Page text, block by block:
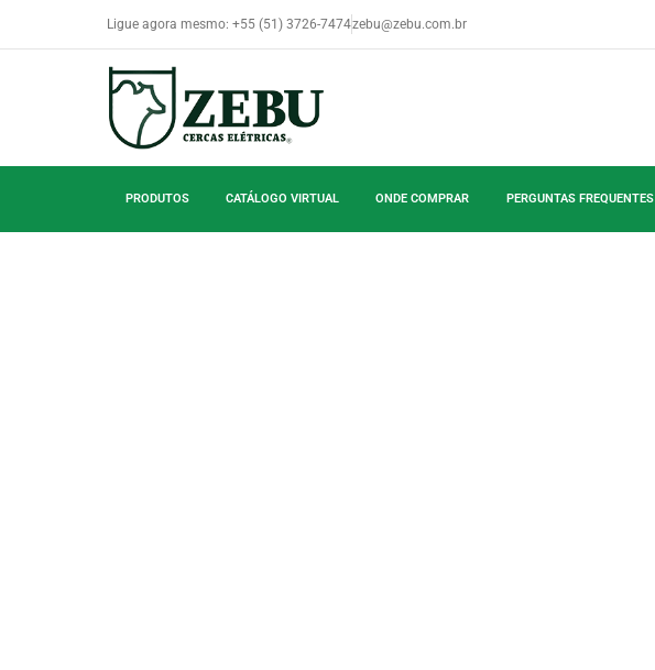
Ligue agora mesmo: +55 (51) 3726-7474zebu@zebu.com.br
PRODUTOS CATÁLOGO VIRTUAL ONDE COMPRAR PERGUNTAS FREQUENTES